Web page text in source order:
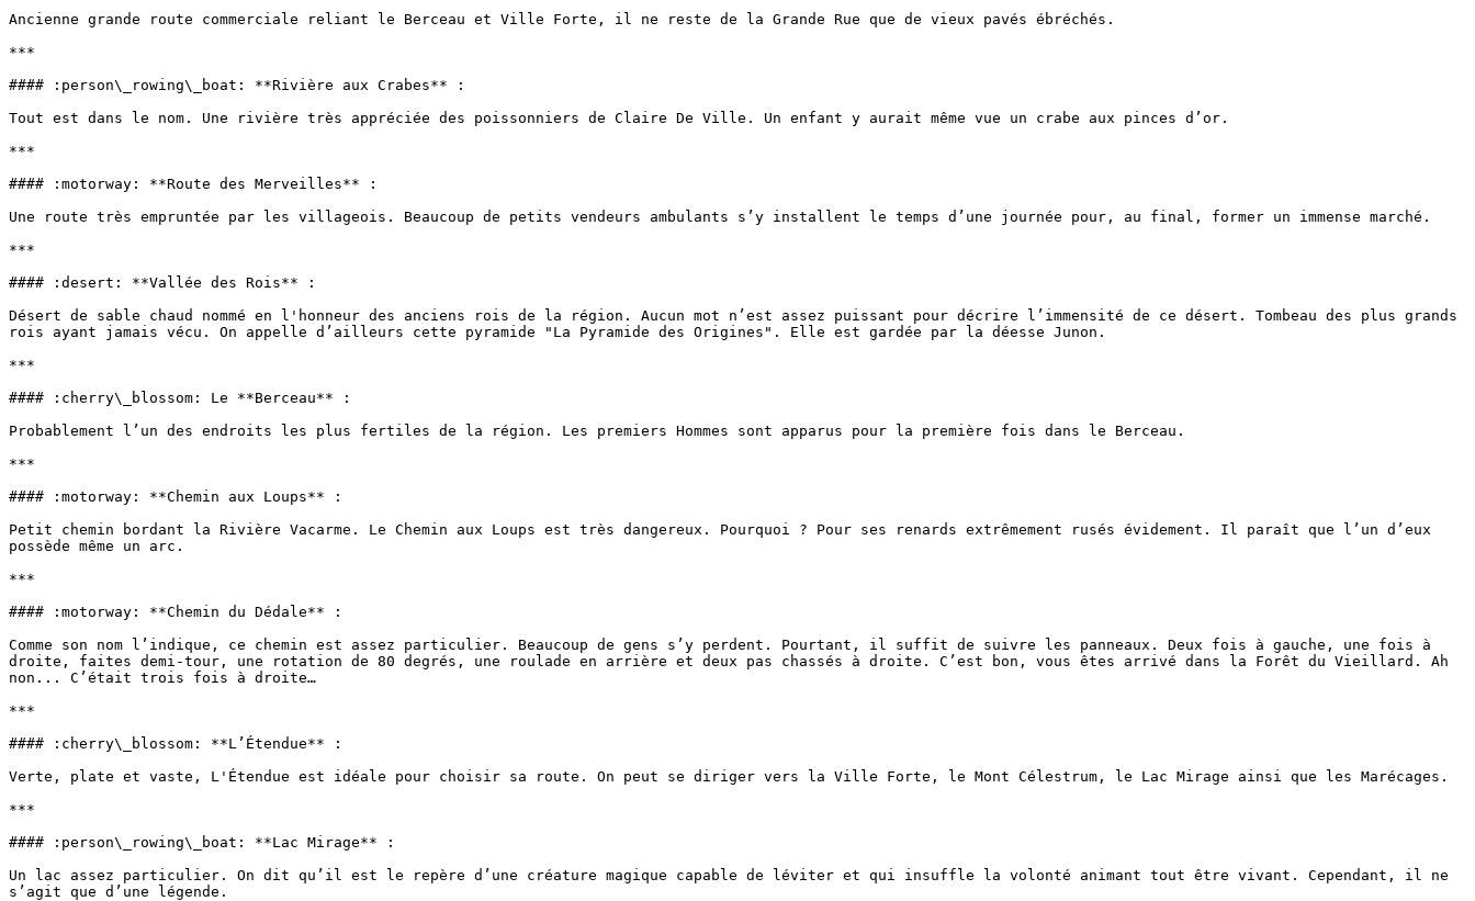
Ancienne grande route commerciale reliant le Berceau et Ville Forte, il ne reste de la Grande Rue que de vieux pavés ébréchés.
***
#### :person\_rowing\_boat: **Rivière aux Crabes** :
Tout est dans le nom. Une rivière très appréciée des poissonniers de Claire De Ville. Un enfant y aurait même vue un crabe aux pinces d’or.
***
#### :motorway: **Route des Merveilles** :
Une route très empruntée par les villageois. Beaucoup de petits vendeurs ambulants s’y installent le temps d’une journée pour, au final, former un immense marché.
***
#### :desert: **Vallée des Rois** :
Désert de sable chaud nommé en l'honneur des anciens rois de la région. Aucun mot n’est assez puissant pour décrire l’immensité de ce désert. Tombeau des plus grands
rois ayant jamais vécu. On appelle d’ailleurs cette pyramide "La Pyramide des Origines". Elle est gardée par la déesse Junon.
***
#### :cherry\_blossom: Le **Berceau** :
Probablement l’un des endroits les plus fertiles de la région. Les premiers Hommes sont apparus pour la première fois dans le Berceau.
***
#### :motorway: **Chemin aux Loups** :
Petit chemin bordant la Rivière Vacarme. Le Chemin aux Loups est très dangereux. Pourquoi ? Pour ses renards extrêmement rusés évidement. Il paraît que l’un d’eux
possède même un arc.
***
#### :motorway: **Chemin du Dédale** :
Comme son nom l’indique, ce chemin est assez particulier. Beaucoup de gens s’y perdent. Pourtant, il suffit de suivre les panneaux. Deux fois à gauche, une fois à
droite, faites demi-tour, une rotation de 80 degrés, une roulade en arrière et deux pas chassés à droite. C’est bon, vous êtes arrivé dans la Forêt du Vieillard. Ah
non... C’était trois fois à droite…
***
#### :cherry\_blossom: **L’Étendue** :
Verte, plate et vaste, L'Étendue est idéale pour choisir sa route. On peut se diriger vers la Ville Forte, le Mont Célestrum, le Lac Mirage ainsi que les Marécages.
***
#### :person\_rowing\_boat: **Lac Mirage** :
Un lac assez particulier. On dit qu’il est le repère d’une créature magique capable de léviter et qui insuffle la volonté animant tout être vivant. Cependant, il ne
s’agit que d’une légende.